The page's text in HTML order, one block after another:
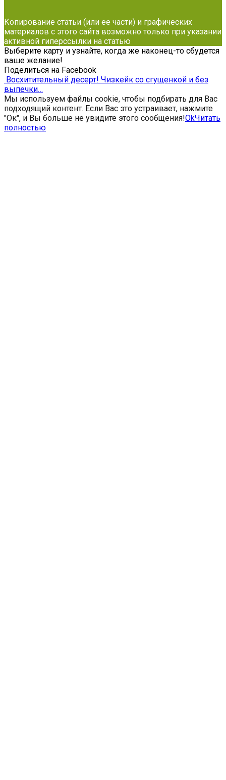
Копирование статьи (или ее части) и графических
материалов с этого сайта возможно только при указании
активной гиперссылки на статью
Выберите карту и узнайте, когда же наконец-то сбудется
ваше желание!
Поделиться на Facebook
Восхитительный десерт! Чизкейк со сгущенкой и без
выпечки…
Мы используем файлы cookie, чтобы подбирать для Вас
подходящий контент. Если Вас это устраивает, нажмите
"Ок", и Вы больше не увидите этого сообщения!OkЧитать
полностью